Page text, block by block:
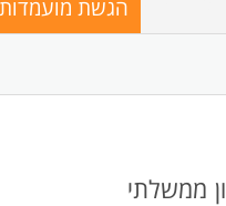
ממשלתי
הגשת